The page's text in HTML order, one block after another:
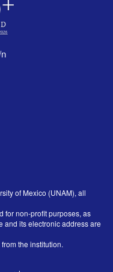
of Mexico (UNAM), all
for non-profit purposes, as
and its electronic address are
the institution.